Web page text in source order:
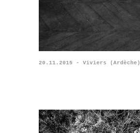
20.11.2015 - Viviers (Ardèche)